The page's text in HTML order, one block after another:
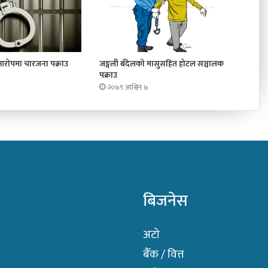
चारजना पक्राउ
जङ्गली बँदेलको मासुसहित होटल सञ्चालक
पक्राउ
२०७९ आश्विन ७
बिजनेस
अटो
बैँक / वित्त